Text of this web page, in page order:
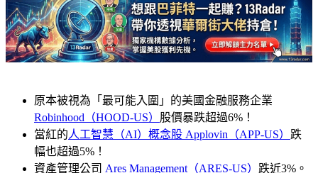
原本被視為「最可能入圍」的美國金融服務企業
Robinhood（HOOD-US） 股價暴跌超過6% ！
當紅的人工智慧（AI）概念股 Applovin（APP-US） 跌
幅也超過5% ！
資產管理公司 Ares Management（ARES-US） 跌近3%。